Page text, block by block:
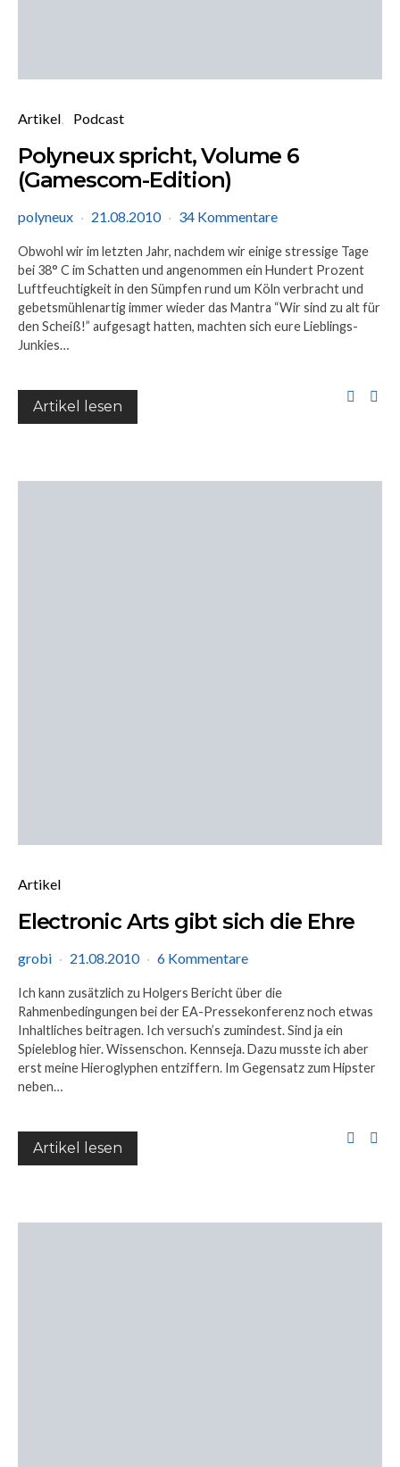
Artikel Podcast
Polyneux spricht, Volume 6
(Gamescom-Edition)
polyneux 21.08.2010 34 Kommentare
Obwohl wir im letzten Jahr, nachdem wir einige stressige Tage
bei 38° C im Schatten und angenommen ein Hundert Prozent
Luftfeuchtigkeit in den Sümpfen rund um Köln verbracht und
gebetsmühlenartig immer wieder das Mantra “Wir sind zu alt für
den Scheiß!” aufgesagt hatten, machten sich eure Lieblings-
Junkies…
Artikel lesen
Artikel
Electronic Arts gibt sich die Ehre
grobi 21.08.2010 6 Kommentare
Ich kann zusätzlich zu Holgers Bericht über die
Rahmenbedingungen bei der EA-Pressekonferenz noch etwas
Inhaltliches beitragen. Ich versuch’s zumindest. Sind ja ein
Spieleblog hier. Wissenschon. Kennseja. Dazu musste ich aber
erst meine Hieroglyphen entziffern. Im Gegensatz zum Hipster
neben…
Artikel lesen